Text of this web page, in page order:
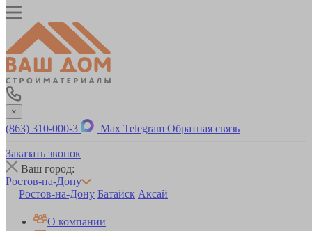
×
(863) 310-000-3 Max Telegram Обратная связь
Заказать звонок
Ваш город:
Ростов-на-Дону
Ростов-на-Дону Батайск Аксай
О компании